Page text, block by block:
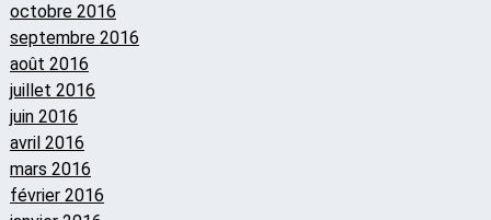
octobre 2016
septembre 2016
août 2016
juillet 2016
juin 2016
avril 2016
mars 2016
février 2016